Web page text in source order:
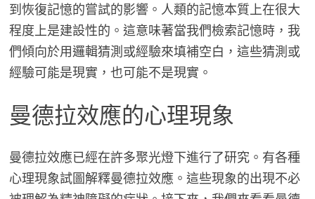
到恢復記憶的嘗試的影響。人類的記憶本質上在很大
程度上是建設性的。這意味著當我們檢索記憶時，我
們傾向於用邏輯猜測或經驗來填補空白，這些猜測或
經驗可能是現實，也可能不是現實。
曼德拉效應的心理現象
曼德拉效應已經在許多聚光燈下進行了研究。有各種
心理現象試圖解釋曼德拉效應。這些現象的出現不必